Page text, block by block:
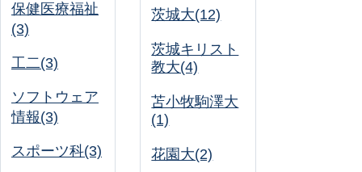
保健医療福祉
(3)
工二(3)
ソフトウェア
情報(3)
スポーツ科(3)
茨城大(12)
茨城キリスト
教大(4)
苫小牧駒澤大
(1)
花園大(2)